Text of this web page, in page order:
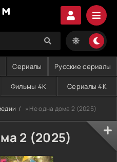
Сериалы Русские сериалы
Фильмы 4K Сериалы 4K
» Не одна дома 2 (2025)
2 (2025)